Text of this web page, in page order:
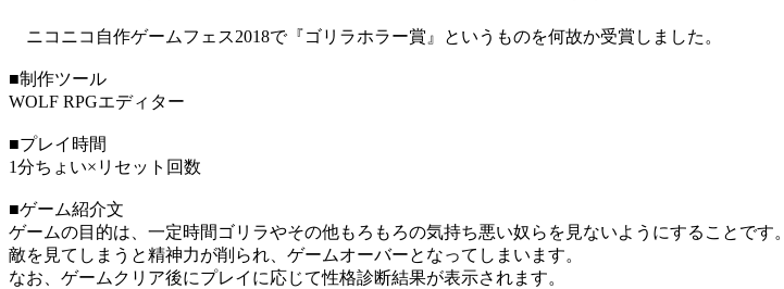
ニコニコ自作ゲームフェス2018で『ゴリラホラー賞』というものを何故か受賞しました。
■制作ツール
WOLF RPGエディター
■プレイ時間
1分ちょい×リセット回数
■ゲーム紹介文
ゲームの目的は、一定時間ゴリラやその他もろもろの気持ち悪い奴らを見ないようにすることです。
敵を見てしまうと精神力が削られ、ゲームオーバーとなってしまいます。
なお、ゲームクリア後にプレイに応じて性格診断結果が表示されます。